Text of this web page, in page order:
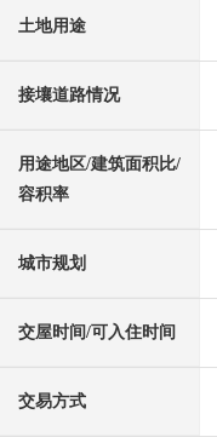
土地用途
接壤道路情况
用途地区/建筑面积比/
容积率
城市规划
交屋时间/可入住时间
交易方式